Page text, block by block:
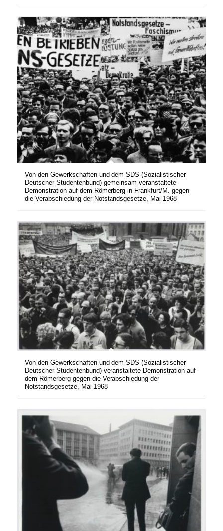
Von den Gewerkschaften und dem SDS (Sozialistischer
Deutscher Studentenbund) gemeinsam veranstaltete
Demonstration auf dem Römerberg in Frankfurt/M. gegen
die Verabschiedung der Notstandsgesetze, Mai 1968
Von den Gewerkschaften und dem SDS (Sozialistischer
Deutscher Studentenbund) veranstaltete Demonstration auf
dem Römerberg gegen die Verabschiedung der
Notstandsgesetze, Mai 1968